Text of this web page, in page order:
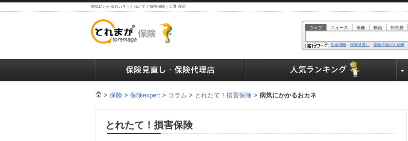
病気にかかるおカネ｜とれたて！損害保険｜上野 直昭
ウェブ ニュース 画像 動画 知恵袋
生命保険 保険見直し 重粒子線がん治療
> 保険 > 保険expert > コラム > とれたて！損害保険 > 病気にかかるおカネ
とれたて！損害保険